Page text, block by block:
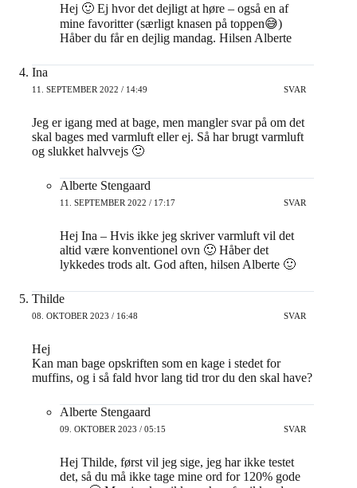
Hej 🙂 Ej hvor det dejligt at høre – også en af
mine favoritter (særligt knasen på toppen😅)
Håber du får en dejlig mandag. Hilsen Alberte
Ina
11. SEPTEMBER 2022 / 14:49 SVAR
Jeg er igang med at bage, men mangler svar på om det
skal bages med varmluft eller ej. Så har brugt varmluft
og slukket halvvejs 🙂
Alberte Stengaard
11. SEPTEMBER 2022 / 17:17 SVAR
Hej Ina – Hvis ikke jeg skriver varmluft vil det
altid være konventionel ovn 🙂 Håber det
lykkedes trods alt. God aften, hilsen Alberte 🙂
Thilde
08. OKTOBER 2023 / 16:48 SVAR
Hej
Kan man bage opskriften som en kage i stedet for
muffins, og i så fald hvor lang tid tror du den skal have?
Alberte Stengaard
09. OKTOBER 2023 / 05:15 SVAR
Hej Thilde, først vil jeg sige, jeg har ikke testet
det, så du må ikke tage mine ord for 120% gode